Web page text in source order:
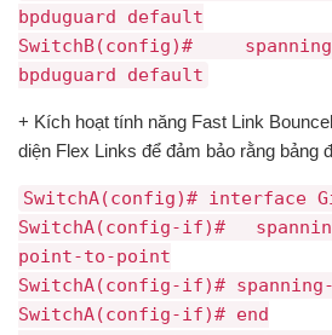
bpduguard default
SwitchB(config)#
bpduguard default
+ Kích hoạt tính năng Fast Link
diện Flex Links để đảm bảo rằng bảng
SwitchA(config)# interface
SwitchA(config-if)#
point-to-point
SwitchA(config-if)#
SwitchA(config-if)# end